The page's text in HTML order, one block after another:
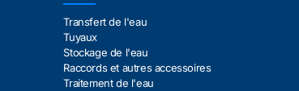
Transfert de l'eau
Tuyaux
Stockage de l'eau
Raccords et autres accessoires
Traitement de l'eau